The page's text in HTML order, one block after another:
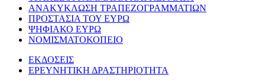
ΑΝΑΚΥΚΛΩΣΗ ΤΡΑΠΕΖΟΓΡΑΜΜΑΤΙΩΝ
ΠΡΟΣΤΑΣΙΑ ΤΟΥ ΕΥΡΩ
ΨΗΦΙΑΚΟ ΕΥΡΩ
ΝΟΜΙΣΜΑΤΟΚΟΠΕΙΟ
ΕΚΔΟΣΕΙΣ
ΕΡΕΥΝΗΤΙΚΗ ΔΡΑΣΤΗΡΙΟΤΗΤΑ